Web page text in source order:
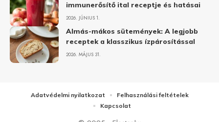
immunerősítő ital receptje és hatásai
2026. JÚNIUS 1.
Almás-mákos sütemények: A legjobb
receptek a klasszikus ízpárosítással
2026. MÁJUS 31.
Adatvédelmi nyilatkozat
Felhasználási feltételek
Kapcsolat